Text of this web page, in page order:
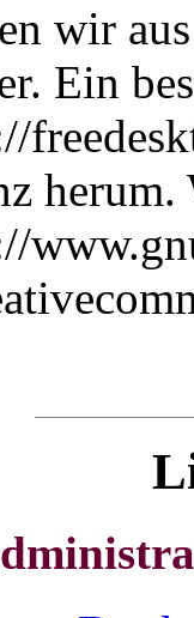
wir
Ein
herum.